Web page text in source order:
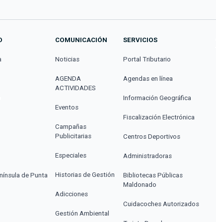
de Punta
COMUNICACIÓN
Noticias
AGENDA
ACTIVIDADES
Eventos
Campañas
Publicitarias
Especiales
Historias de Gestión
Adicciones
Gestión Ambiental
SERVICIOS
Portal Tributario
Agendas en línea
Información Geográfica
Fiscalización Electrónica
Centros Deportivos
Administradoras
Bibliotecas Públicas
Maldonado
Cuidacoches Autorizados